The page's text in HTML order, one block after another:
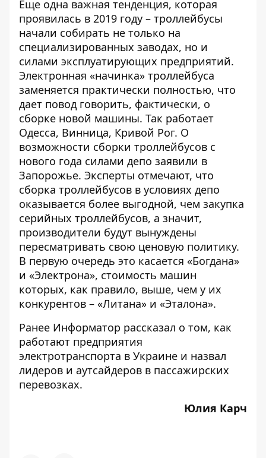
Еще одна важная тенденция, которая
проявилась в 2019 году – троллейбусы
начали собирать не только на
специализированных заводах, но и
силами эксплуатирующих предприятий.
Электронная «начинка» троллейбуса
заменяется практически полностью, что
дает повод говорить, фактически, о
сборке новой машины. Так работает
Одесса, Винница, Кривой Рог. О
возможности сборки троллейбусов с
нового года силами депо заявили в
Запорожье. Эксперты отмечают, что
сборка троллейбусов в условиях депо
оказывается более выгодной, чем закупка
серийных троллейбусов, а значит,
производители будут вынуждены
пересматривать свою ценовую политику.
В первую очередь это касается «Богдана»
и «Электрона», стоимость машин
которых, как правило, выше, чем у их
конкурентов – «Литана» и «Эталона».
Ранее Информатор рассказал о том, как
работают предприятия
электротранспорта в Украине и назвал
лидеров и аутсайдеров в пассажирских
перевозках.
Юлия Карч